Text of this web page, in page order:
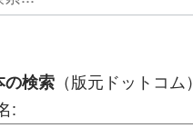
の検索（版元ドットコム）
: